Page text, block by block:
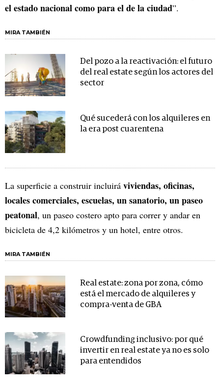
el estado nacional como para el de la ciudad”.
MIRA TAMBIÉN
Del pozo a la reactivación: el futuro
del real estate según los actores del
sector
Qué sucederá con los alquileres en
la era post cuarentena
La superficie a construir incluirá viviendas, oficinas,
locales comerciales, escuelas, un sanatorio, un paseo
peatonal, un paseo costero apto para correr y andar en
bicicleta de 4,2 kilómetros y un hotel, entre otros.
MIRA TAMBIÉN
Real estate: zona por zona, cómo
está el mercado de alquileres y
compra-venta de GBA
Crowdfunding inclusivo: por qué
invertir en real estate ya no es solo
para entendidos